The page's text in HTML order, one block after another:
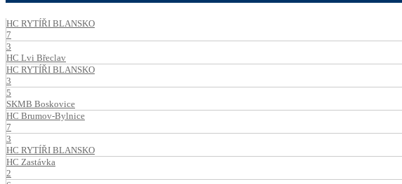
HC RYTÍŘI BLANSKO
7
3
HC Lvi Břeclav
HC RYTÍŘI BLANSKO
3
5
SKMB Boskovice
HC Brumov-Bylnice
7
3
HC RYTÍŘI BLANSKO
HC Zastávka
2